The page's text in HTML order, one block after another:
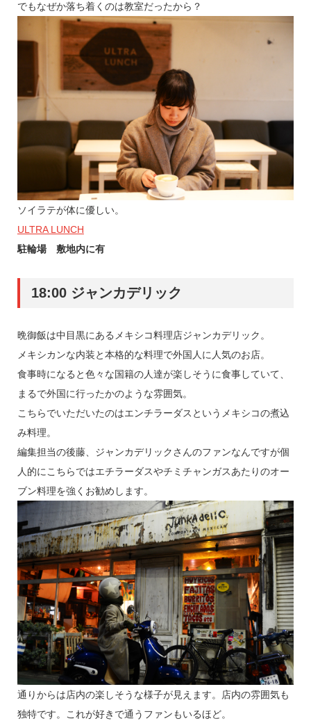
でもなぜか落ち着くのは教室だったから？
ソイラテが体に優しい。
ULTRA LUNCH
駐輪場 敷地内に有
18:00 ジャンカデリック
晩御飯は中目黒にあるメキシコ料理店ジャンカデリック。
メキシカンな内装と本格的な料理で外国人に人気のお店。
食事時になると色々な国籍の人達が楽しそうに食事していて、
まるで外国に行ったかのような雰囲気。
こちらでいただいたのはエンチラーダスというメキシコの煮込
み料理。
編集担当の後藤、ジャンカデリックさんのファンなんですが個
人的にこちらではエチラーダスやチミチャンガスあたりのオー
ブン料理を強くお勧めします。
通りからは店内の楽しそうな様子が見えます。店内の雰囲気も
独特です。これが好きで通うファンもいるほど。